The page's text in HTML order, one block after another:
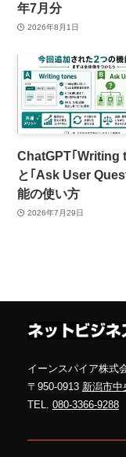
年7月分
2026年8月1日
ChatGPT｢Writing
と｢Ask User
能の使い方
2026年7月29日
イーンスパイア株式
〒950-0913 新潟市中
TEL. 080-3366-9288